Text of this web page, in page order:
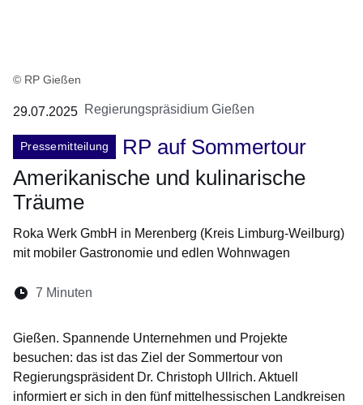
© RP Gießen
29.07.2025 Regierungspräsidium Gießen
Pressemitteilung
RP auf Sommertour
Amerikanische und kulinarische
Träume
Roka Werk GmbH in Merenberg (Kreis Limburg-Weilburg)
mit mobiler Gastronomie und edlen Wohnwagen
Lesedauer:
7 Minuten
Gießen. Spannende Unternehmen und Projekte
besuchen: das ist das Ziel der Sommertour von
Regierungspräsident Dr. Christoph Ullrich. Aktuell
informiert er sich in den fünf mittelhessischen Landkreisen